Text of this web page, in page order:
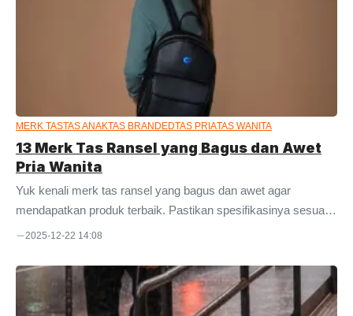
kualitas kainnya. Nah, semakin tinggi angka dinirnya, semakin
tebal pula kainnya. Untuk mempermudah pemahaman, silakan
bayangkan rambut Anda sendiri. Bayangkan satu helai rambut
MERK TASTAS ANAKTAS BRANDEDTAS PRIATAS WANITA
13 Merk Tas Ransel yang Bagus dan Awet
Pria Wanita
Yuk kenali merk tas ransel yang bagus dan awet agar
mendapatkan produk terbaik. Pastikan spesifikasinya sesuai
kebutuhan agar tidak menyesal di kemudian hari. Ransel
orang. Pasalnya, jenis tas ini sangat multifungsi. Anda bisa
memasukkan barang dalam jumlah banyak ke dalamnya.
Selain itu, jenis barangnya pun beragam. Tergantung
2025-12-22 14:08